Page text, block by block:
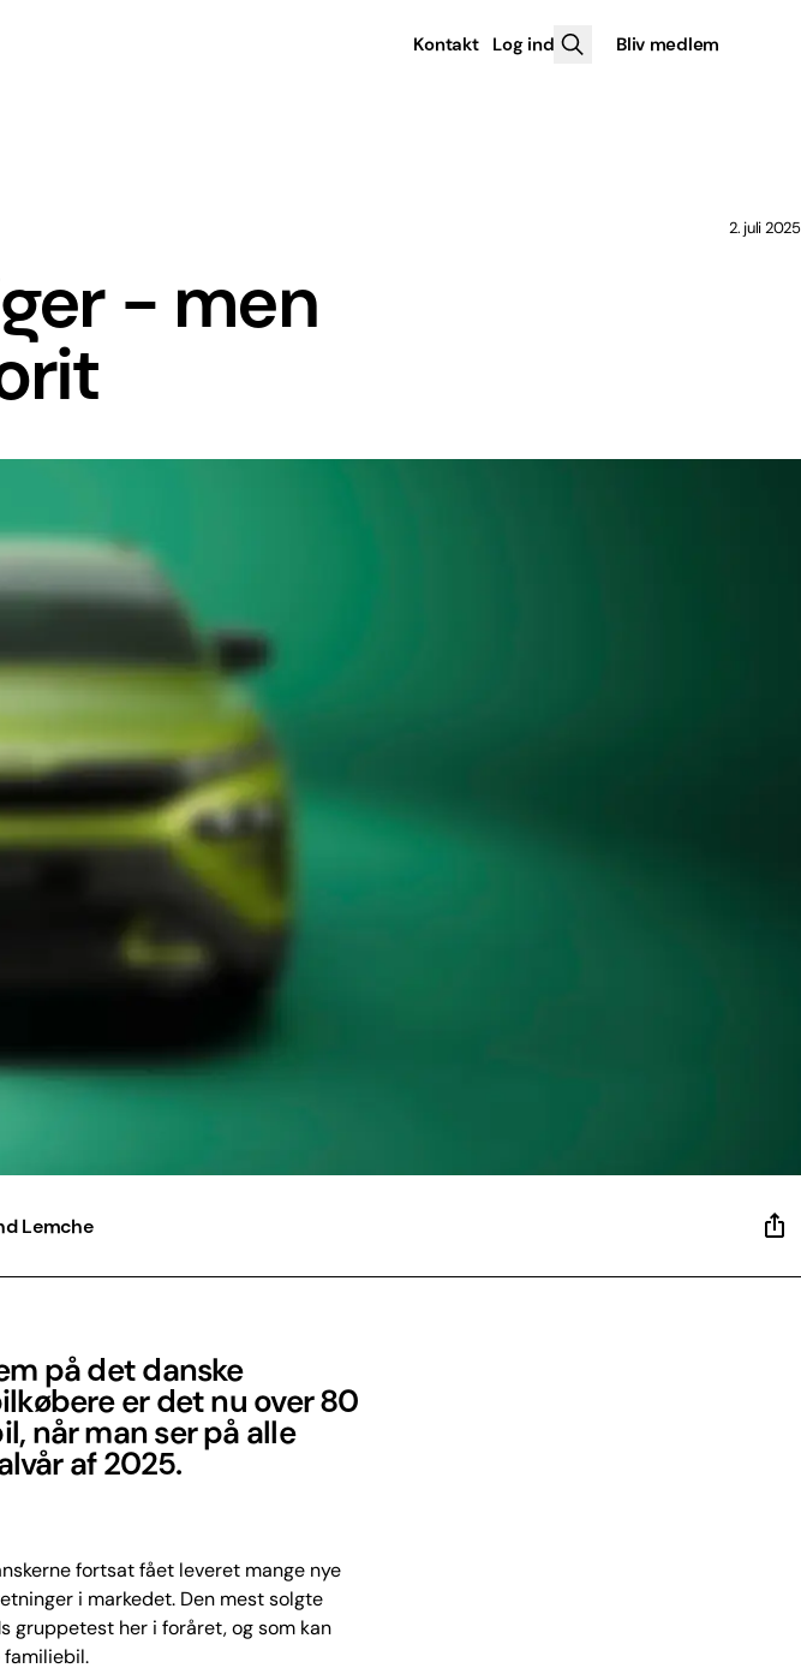
Kontakt Log ind Bliv medlem
- men
2. juli 2025
Lemche
på det danske
er det nu over 80
når man ser på alle
af 2025.
fortsat fået leveret mange nye
i markedet. Den mest solgte
gruppetest her i foråret, og som kan